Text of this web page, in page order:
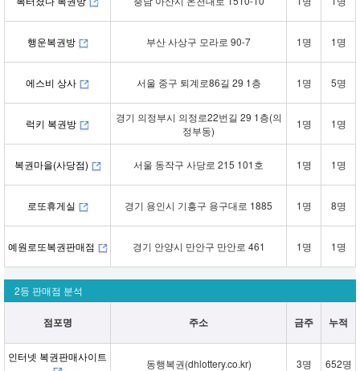
행운복권방 부산 사상구 모라로 90-7 1명 1명
에스비 상사 서울 중구 퇴계로86길 29 1층 1명 5명
럭키 복권방
경기 의정부시 의정로22번길 29 1층(의
정부동)
1명 1명
복권마을(사당점) 서울 동작구 사당로 215 101호 1명 1명
로또휴게실 경기 용인시 기흥구 용구대로 1885 1명 8명
예원로또복권판매점 경기 안양시 만안구 만안로 461 1명 1명
2등 판매점 분석
점포명 주소 금주 누적
인터넷 복권판매사이트
동행복권(dhlottery.co.kr) 3명 652명